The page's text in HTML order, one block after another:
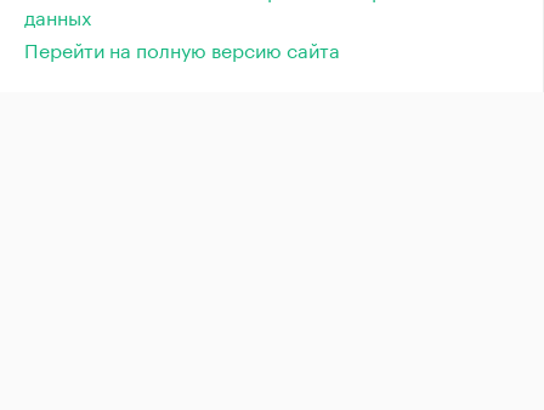
данных
Перейти на полную версию сайта